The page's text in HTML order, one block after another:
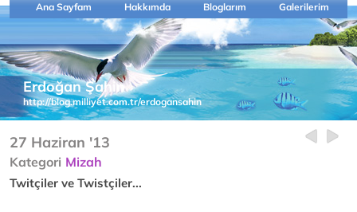
Ana Sayfam Hakkımda Bloglarım Galerilerim
Erdoğan Şahin
http://blog.milliyet.com.tr/erdogansahin
27 Haziran '13
Kategori Mizah
Twitçiler ve Twistçiler...